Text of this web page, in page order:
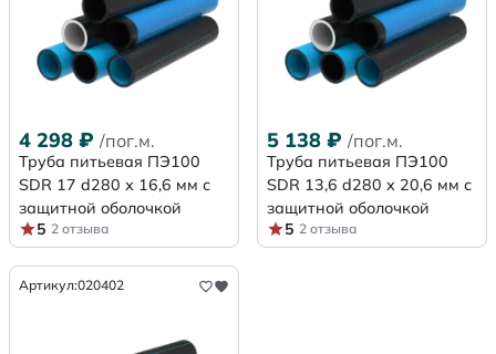
4 298 ₽ /пог.м.
Труба питьевая ПЭ100
SDR 17 d280 х 16,6 мм с
защитной оболочкой
5 2 отзыва
5 138 ₽ /пог.м.
Труба питьевая ПЭ100
SDR 13,6 d280 х 20,6 мм с
защитной оболочкой
5 2 отзыва
Артикул:020402